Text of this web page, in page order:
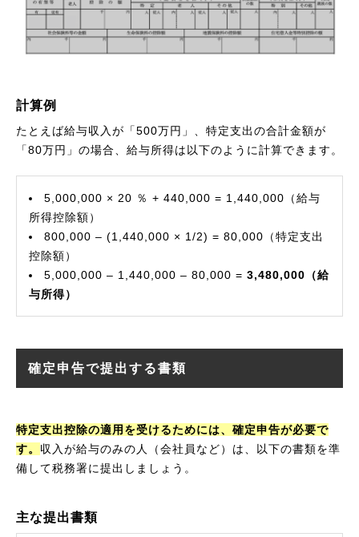
計算例
たとえば給与収入が「500万円」、特定支出の合計金額が
「80万円」の場合、給与所得は以下のように計算できます。
5,000,000 × 20 ％ + 440,000 = 1,440,000（給与
所得控除額）
800,000 – (1,440,000 × 1/2) = 80,000（特定支出
控除額）
5,000,000 – 1,440,000 – 80,000 = 3,480,000（給
与所得）
確定申告で提出する書類
特定支出控除の適用を受けるためには、確定申告が必要で
す。 収入が給与のみの人（会社員など）は、以下の書類を準
備して税務署に提出しましょう。
主な提出書類